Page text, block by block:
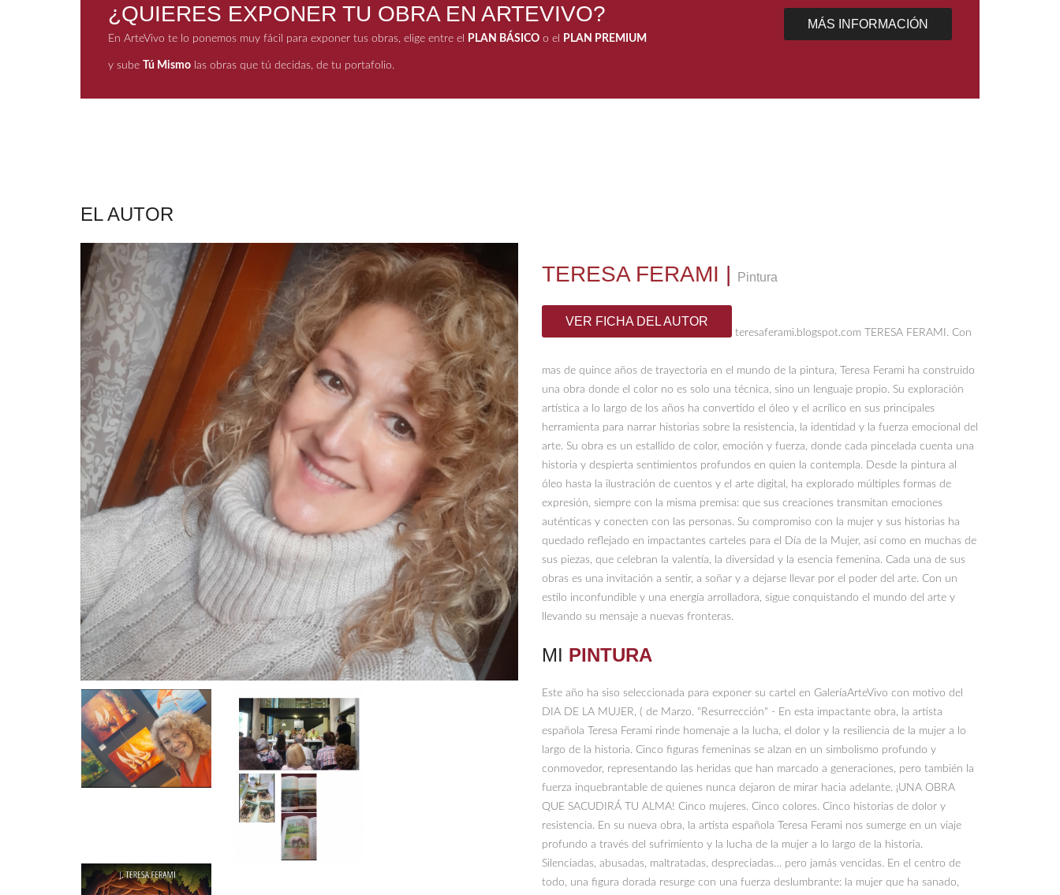
¿QUIERES EXPONER TU OBRA EN ARTEVIVO?
En ArteVivo te lo ponemos muy fácil para exponer tus obras, elige entre el PLAN BÁSICO o el PLAN PREMIUM
y sube Tú Mismo las obras que tú decidas, de tu portafolio.
MÁS INFORMACIÓN
EL AUTOR
TERESA FERAMI | Pintura
VER FICHA DEL AUTOR
teresaferami.blogspot.com TERESA FERAMI. Con
mas de quince años de trayectoria en el mundo de la pintura, Teresa Ferami ha construido
una obra donde el color no es solo una técnica, sino un lenguaje propio. Su exploración
artística a lo largo de los años ha convertido el óleo y el acrílico en sus principales
herramienta para narrar historias sobre la resistencia, la identidad y la fuerza emocional del
arte. Su obra es un estallido de color, emoción y fuerza, donde cada pincelada cuenta una
historia y despierta sentimientos profundos en quien la contempla. Desde la pintura al
óleo hasta la ilustración de cuentos y el arte digital, ha explorado múltiples formas de
expresión, siempre con la misma premisa: que sus creaciones transmitan emociones
auténticas y conecten con las personas. Su compromiso con la mujer y sus historias ha
quedado reflejado en impactantes carteles para el Día de la Mujer, así como en muchas de
sus piezas, que celebran la valentía, la diversidad y la esencia femenina. Cada una de sus
obras es una invitación a sentir, a soñar y a dejarse llevar por el poder del arte. Con un
estilo inconfundible y una energía arrolladora, sigue conquistando el mundo del arte y
llevando su mensaje a nuevas fronteras.
MI PINTURA
Este año ha siso seleccionada para exponer su cartel en GaleríaArteVivo con motivo del
DIA DE LA MUJER, ( de Marzo. "Resurrección" - En esta impactante obra, la artista
española Teresa Ferami rinde homenaje a la lucha, el dolor y la resiliencia de la mujer a lo
largo de la historia. Cinco figuras femeninas se alzan en un simbolismo profundo y
conmovedor, representando las heridas que han marcado a generaciones, pero también la
fuerza inquebrantable de quienes nunca dejaron de mirar hacia adelante. ¡UNA OBRA
QUE SACUDIRÁ TU ALMA! Cinco mujeres. Cinco colores. Cinco historias de dolor y
resistencia. En su nueva obra, la artista española Teresa Ferami nos sumerge en un viaje
profundo a través del sufrimiento y la lucha de la mujer a lo largo de la historia.
Silenciadas, abusadas, maltratadas, despreciadas… pero jamás vencidas. En el centro de
todo, una figura dorada resurge con una fuerza deslumbrante: la mujer que ha sanado,